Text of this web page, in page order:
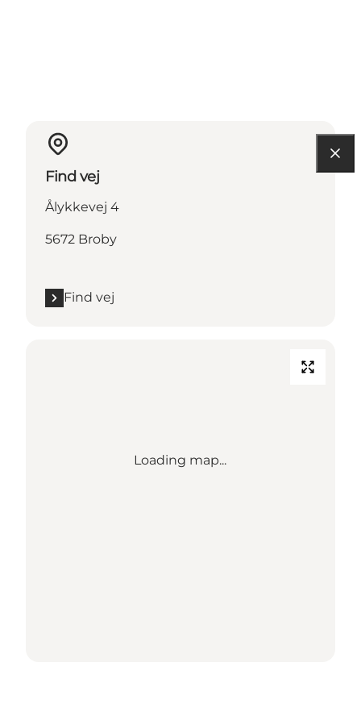
Find vej
Ålykkevej 4
5672 Broby
Find vej
Loading map...